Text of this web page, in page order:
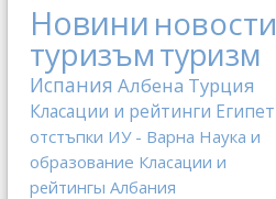
Новини новости
туризъмтуризм
Испания Албена Турция
Класации и рейтинги Египет
отстъпки ИУ - Варна Наука и
образование Класации и
рейтингы Албания